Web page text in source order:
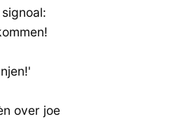
over joe